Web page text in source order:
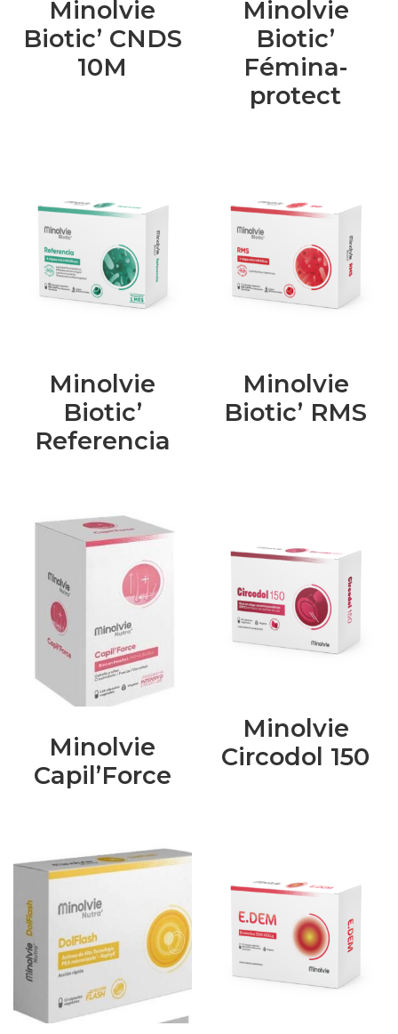
Minolvie
Biotic’ CNDS
10M
Minolvie
Biotic’
Fémina-
protect
Minolvie
Biotic’
Referencia
Minolvie
Biotic’ RMS
Minolvie
Capil’Force
Minolvie
Circodol 150